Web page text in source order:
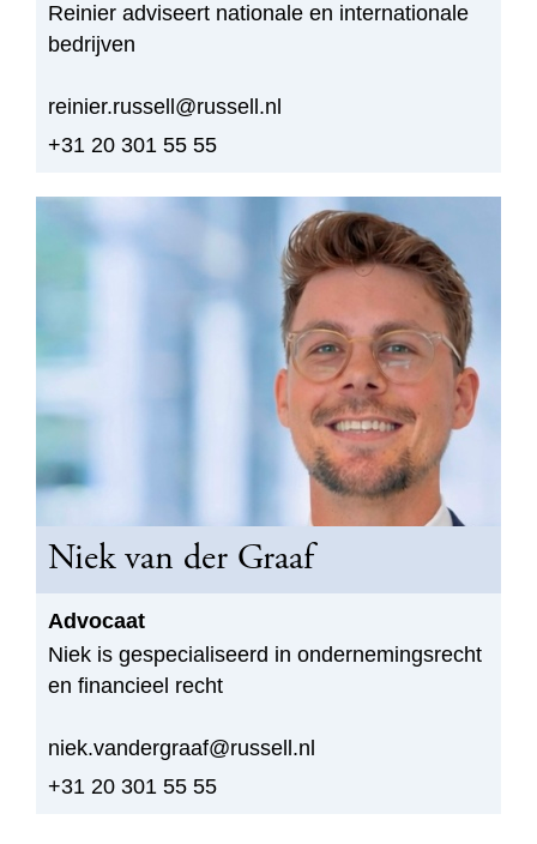
Reinier adviseert nationale en internationale
bedrijven
reinier.russell@russell.nl
+31 20 301 55 55
Niek van der Graaf
Advocaat
Niek is gespecialiseerd in ondernemingsrecht
en financieel recht
niek.vandergraaf@russell.nl
+31 20 301 55 55